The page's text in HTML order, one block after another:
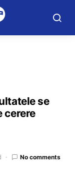
se
cerere
No comments